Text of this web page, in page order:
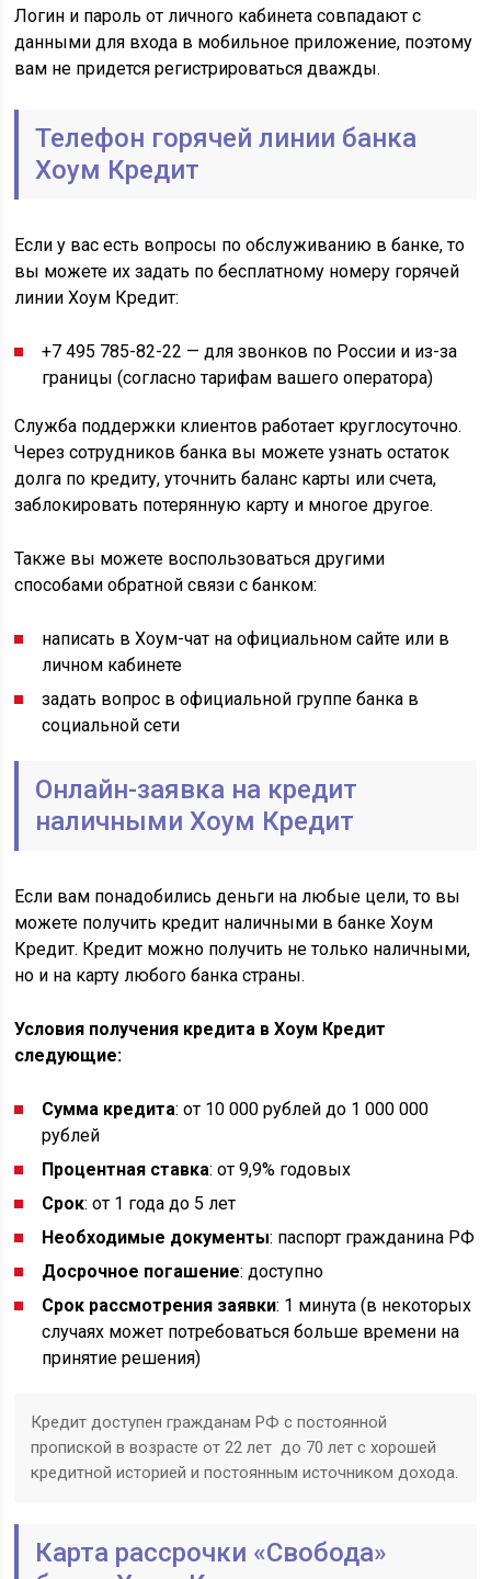
Логин и пароль от личного кабинета совпадают с
данными для входа в мобильное приложение, поэтому
вам не придется регистрироваться дважды.
Телефон горячей линии банка
Хоум Кредит
Если у вас есть вопросы по обслуживанию в банке, то
вы можете их задать по бесплатному номеру горячей
линии Хоум Кредит:
+7 495 785-82-22 — для звонков по России и из-за
границы (согласно тарифам вашего оператора)
Служба поддержки клиентов работает круглосуточно.
Через сотрудников банка вы можете узнать остаток
долга по кредиту, уточнить баланс карты или счета,
заблокировать потерянную карту и многое другое.
Также вы можете воспользоваться другими
способами обратной связи с банком:
написать в Хоум-чат на официальном сайте или в
личном кабинете
задать вопрос в официальной группе банка в
социальной сети
Онлайн-заявка на кредит
наличными Хоум Кредит
Если вам понадобились деньги на любые цели, то вы
можете получить кредит наличными в банке Хоум
Кредит. Кредит можно получить не только наличными,
но и на карту любого банка страны.
Условия получения кредита в Хоум Кредит
следующие:
Сумма кредита: от 10 000 рублей до 1 000 000
рублей
Процентная ставка: от 9,9% годовых
Срок: от 1 года до 5 лет
Необходимые документы: паспорт гражданина РФ
Досрочное погашение: доступно
Срок рассмотрения заявки: 1 минута (в некоторых
случаях может потребоваться больше времени на
принятие решения)
Кредит доступен гражданам РФ с постоянной
пропиской в возрасте от 22 лет до 70 лет с хорошей
кредитной историей и постоянным источником дохода.
Карта рассрочки «Свобода»